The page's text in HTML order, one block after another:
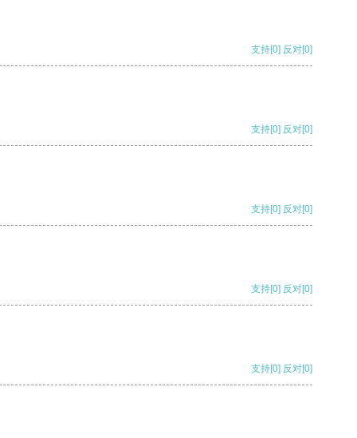
支持[0] 反对[0]
支持[0] 反对[0]
支持[0] 反对[0]
支持[0] 反对[0]
支持[0] 反对[0]